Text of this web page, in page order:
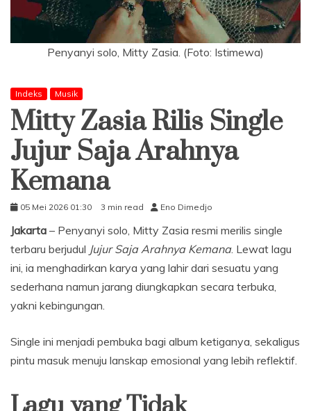
Penyanyi solo, Mitty Zasia. (Foto: Istimewa)
Indeks Musik
Mitty Zasia Rilis Single
Jujur Saja Arahnya
Kemana
05 Mei 2026 01:30 3 min read Eno Dimedjo
Jakarta – Penyanyi solo, Mitty Zasia resmi merilis single
terbaru berjudul Jujur Saja Arahnya Kemana. Lewat lagu
ini, ia menghadirkan karya yang lahir dari sesuatu yang
sederhana namun jarang diungkapkan secara terbuka,
yakni kebingungan.
Single ini menjadi pembuka bagi album ketiganya, sekaligus
pintu masuk menuju lanskap emosional yang lebih reflektif.